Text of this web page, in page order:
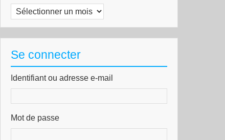
Archives
Se connecter
Identifiant ou adresse e-mail
Mot de passe